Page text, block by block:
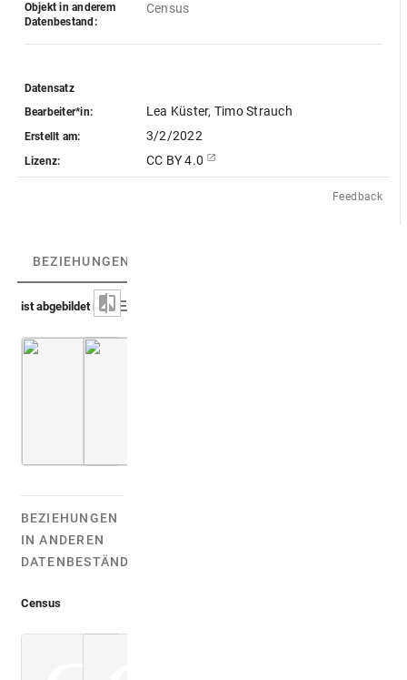
Objekt in anderem
Datenbestand:
Census
Datensatz
Bearbeiter*in:
Lea Küster, Timo Strauch
Erstellt am: 3/2/2022
Lizenz: CC BY 4.0
Feedback
BEZIEHUNGEN
ist abgebildet in
BEZIEHUNGEN
IN ANDEREN
DATENBESTÄNDEN:
Census